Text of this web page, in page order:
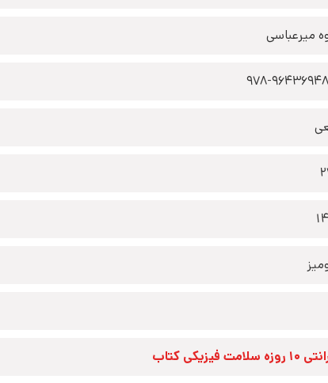
میرعباسی
978-
سلامت فیزیکی کتاب